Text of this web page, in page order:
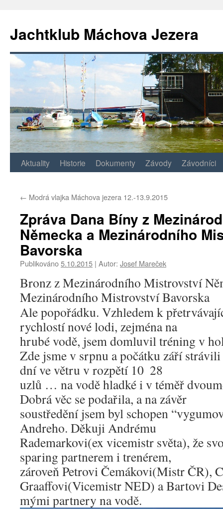
Jachtklub Máchova Jezera
Přejít
obsahu
webu
Aktuality Historie Dokumenty Závody Závodníci
← Modrá vlajka Máchova jezera 12.-13.9.2015
Zpráva Dana Bíny z
Německa a Mezinárodního
Bavorska
Publikováno5.10.2015 | Autor: Josef Mareček
Bronz z Mezinárodního Mistrovství
Mezinárodního Mistrovství Bavorska
Ale popořádku. Vzhledem k
rychlostí nové lodi, zejména na
hrubé vodě, jsem domluvil tréning v
Zde jsme v srpnu a počátku září
dní ve větru v rozpětí 10 ­ 28
uzlů … na vodě hladké i v téměř
Dobrá věc se podařila, a na závěr
soustředění jsem byl schopen
Andreho. Děkuji Andrému
Rademarkovi(ex vicemistr světa), že
sparing partnerem i trenérem,
zároveň Petrovi Čemákovi(Mistr ČR),
Graaffovi(Vicemistr NED) a Bartovi
mými partnery na vodě.